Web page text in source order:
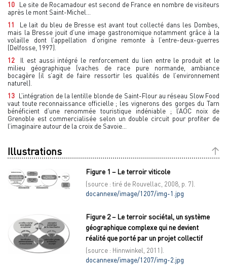
10
Le site de Rocamadour est second de France en nombre de visiteurs
après le mont Saint-Michel…
11
Le lait du bleu de Bresse est avant tout collecté dans les Dombes,
mais la Bresse jouit d’une image gastronomique notamment grâce à la
volaille dont l’appellation d’origine remonte à l’entre-deux-guerres
(Delfosse, 1997).
12
Il est aussi intégré le renforcement du lien entre le produit et le
milieu géographique (vaches de race pure normande, ambiance
bocagère (il s’agit de faire ressortir les qualités de l’environnement
naturel).
13 L’intégration de la lentille blonde de Saint-Flour au réseau Slow Food
vaut toute reconnaissance officielle ; les vignerons des gorges du Tarn
bénéficient d’une renommée touristique indéniable ; l’AOC noix de
Grenoble est commercialisée selon un double circuit pour profiter de
l’imaginaire autour de la croix de Savoie…
Illustrations
Figure 1 – Le terroir viticole
(source : tiré de Rouvellac, 2008, p. 7).
docannexe/image/1207/img-1.jpg
Figure 2 – Le terroir sociétal, un système
géographique complexe qui ne devient
réalité que porté par un projet collectif
(source : Hinnwinkel, 2011).
docannexe/image/1207/img-2.jpg